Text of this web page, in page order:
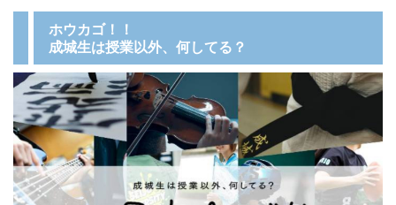
ホウカゴ！！
成城生は授業以外、何してる？